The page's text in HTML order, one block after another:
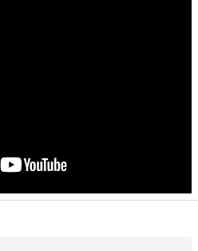
E-POST